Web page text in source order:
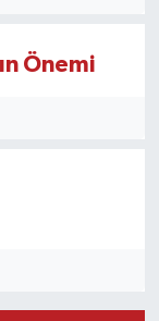
Önemi